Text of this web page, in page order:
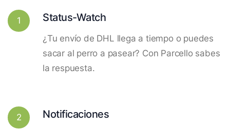
1 Status-Watch
¿Tu envío de DHL llega a tiempo o puedes
sacar al perro a pasear? Con Parcello sabes
la respuesta.
2 Notificaciones